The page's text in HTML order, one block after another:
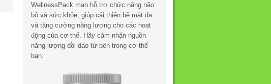
WellnessPack man hỗ trợ chức năng não
bộ và sức khỏe, giúp cải thiện bề mặt da
và tăng cường năng lượng cho các hoạt
động của cơ thể. Hãy cảm nhận nguồn
năng lượng dồi dào từ bên trong cơ thể
bạn.